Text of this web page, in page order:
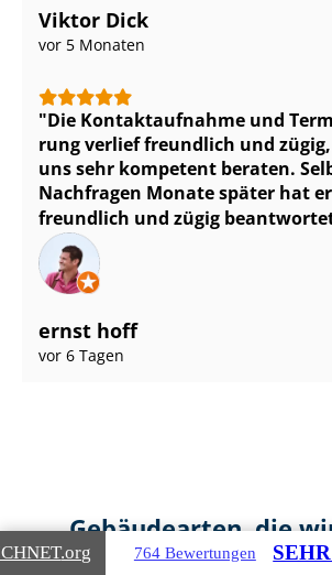
Viktor Dick
vor 5 Monaten
Die Kontaktaufnahme und
rung verlief freundlich und
uns sehr kompetent beraten.
Nachfragen Monate später hat
freundlich und zügig
ernst hoff
vor 6 Tagen
Gebäudearten, die
bewerten
.org 764 Bewertungen